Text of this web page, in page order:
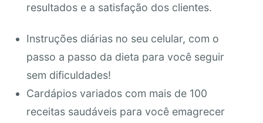
resultados e a satisfação dos clientes.
Instruções diárias no seu celular, com o
passo a passo da dieta para você seguir
sem dificuldades!
Cardápios variados com mais de 100
receitas saudáveis para você emagrecer